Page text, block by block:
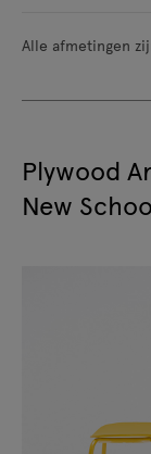
Alle afmetingen
Plywood
New